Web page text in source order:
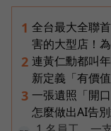
1 全台最大全聯
害的大型店！
2 連黃仁勳都叫
新定義「有價
3 一張遺照「開
怎麼做出AI告